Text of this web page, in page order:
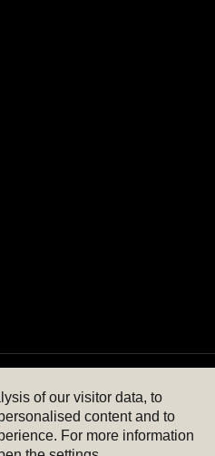
of our visitor data, to
content and to
For more information